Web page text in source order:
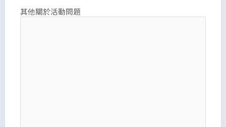
其他關於活動問題